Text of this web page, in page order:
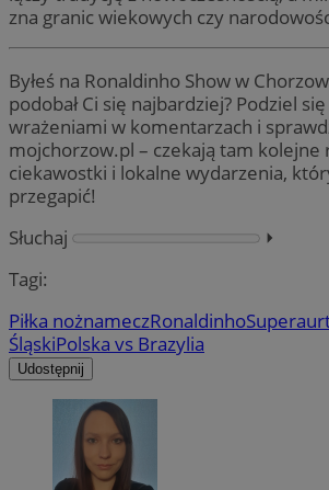
zna granic wiekowych czy
Byłeś na Ronaldinho Show w
podobał Ci się najbardziej? Podziel
wrażeniami w komentarzach i
mojchorzow.pl – czekają tam kolejne
ciekawostki i lokalne wydarzenia,
przegapić!
Słuchaj
⏵︎
Tagi:
Piłka nożnameczRonaldinho
ŚląskiPolska vs Brazylia
Udostępnij